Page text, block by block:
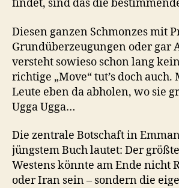
findet, sind das die
Diesen ganzen Schmonzes mit
Grundüberzeugungen oder gar
versteht sowieso schon lang
richtige „Move“ tut’s doch auch.
Leute eben da abholen, wo sie
Ugga Ugga…
Die zentrale Botschaft in
jüngstem Buch lautet: Der
Westens könnte am Ende nicht
oder Iran sein – sondern die